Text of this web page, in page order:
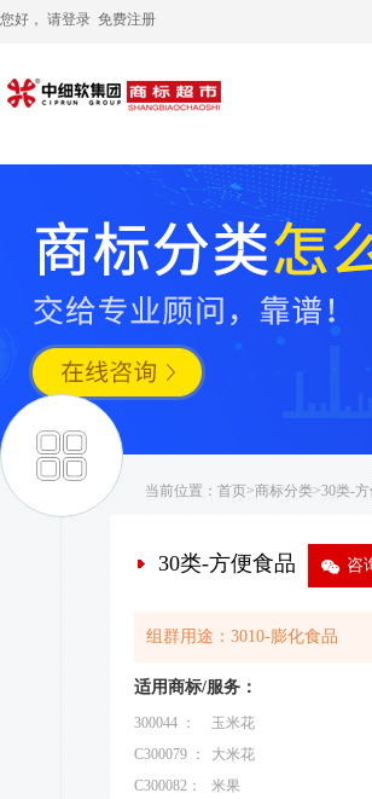
您好， 请登录 免费注册
当前位置： 首页>商标分类>30类-
30类-方便食品 9 咨
组群用途：3010-膨化食品
适用商标/服务：
300044 ： 玉米花
C300079 ：
大米花
C300082：
米果